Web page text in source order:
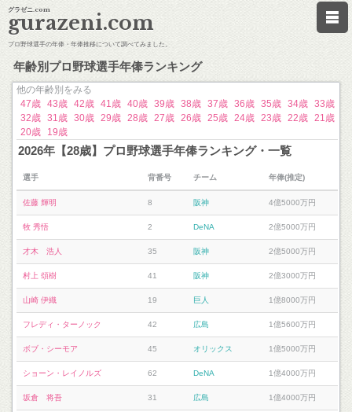
グラゼニ.com
gurazeni.com
プロ野球選手の年俸・年俸推移について調べてみました。
年齢別プロ野球選手年俸ランキング
他の年齢別をみる
47歳 43歳 42歳 41歳 40歳 39歳 38歳 37歳 36歳 35歳 34歳 33歳
32歳 31歳 30歳 29歳 28歳 27歳 26歳 25歳 24歳 23歳 22歳 21歳
20歳
19歳
2026年【28歳】プロ野球選手年俸ランキング・一覧
選手 背番号 チーム 年俸(推定)
佐藤 輝明 8 阪神 4億5000万円
牧 秀悟 2 DeNA 2億5000万円
才木 浩人 35 阪神 2億5000万円
村上 頌樹 41 阪神 2億3000万円
山崎 伊織 19 巨人 1億8000万円
フレディ・ターノック 42 広島 1億5600万円
ボブ・シーモア 45 オリックス 1億5000万円
ショーン・レイノルズ 62 DeNA 1億4000万円
坂倉 将吾 31 広島 1億4000万円